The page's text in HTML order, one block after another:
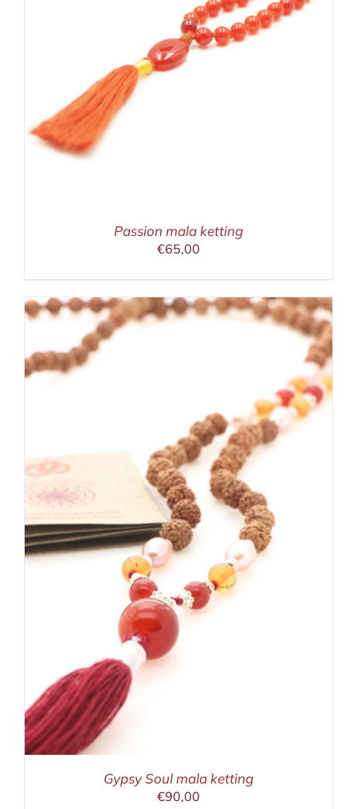
Passion mala ketting
€65,00
Gypsy Soul mala ketting
€90,00